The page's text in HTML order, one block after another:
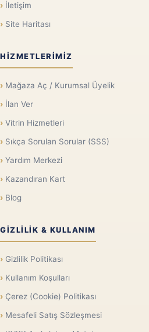
İletişim
Site Haritası
HIZMETLERIMIZ
Mağaza Aç / Kurumsal Üyelik
İlan Ver
Vitrin Hizmetleri
Sıkça Sorulan Sorular (SSS)
Yardım Merkezi
Kazandıran Kart
Blog
GIZLILIK & KULLANIM
Gizlilik Politikası
Kullanım Koşulları
Çerez (Cookie) Politikası
Mesafeli Satış Sözleşmesi